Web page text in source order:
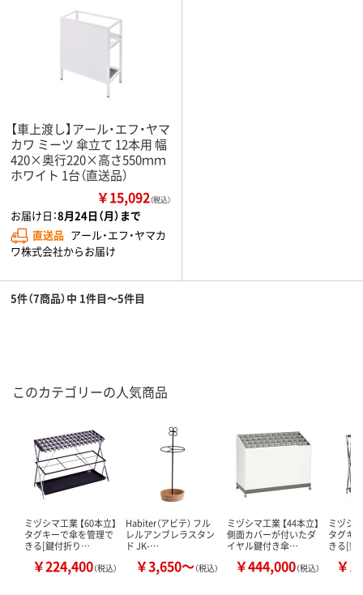
【車上渡し】アール・エフ・ヤマ
カワ ミーツ 傘立て 12本用 幅
420×奥行220×高さ550ｍｍ
ホワイト 1台（直送品）
￥15,092（税込）
お届け日：8月24日（月）まで
直送品 アール・エフ・ヤマカ
ワ株式会社からお届け
5件（7商品）中 1件目～5件目
このカテゴリーの人気商品
ミヅシマ工業 【60本立】
タグキーで傘を管理で
きる[鍵付折り…
￥224,400（税込）
Habiter（アビテ） フル
レルアンブレラスタン
ド JK-…
￥3,650～（税込）
ミヅシマ工業 【44本立】
側面カバーが付いたダ
イヤル鍵付き傘…
￥444,000（税込）
ミヅシ
タグキ
きる[鍵
￥